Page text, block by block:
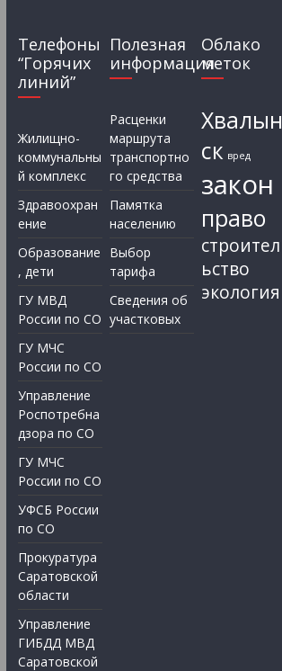
Телефоны
“Горячих
линий”
Жилищно-
коммунальны
й комплекс
Здравоохран
ение
Образование
, дети
ГУ МВД
России по СО
ГУ МЧС
России по СО
Управление
Роспотребна
дзора по СО
ГУ МЧС
России по СО
УФСБ России
по СО
Прокуратура
Саратовской
области
Управление
ГИБДД МВД
Саратовской
Полезная
информация
Расценки
маршрута
транспортно
го средства
Памятка
населению
Выбор
тарифа
Сведения об
участковых
Облако
меток
Хвалын
ск вред
закон
право
строител
ьство
экология